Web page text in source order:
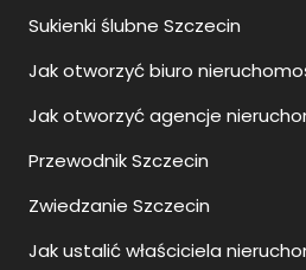
Sukienki ślubne Szczecin
Jak otworzyć biuro
Jak otworzyć agencje
Przewodnik Szczecin
Zwiedzanie Szczecin
Jak ustalić właściciela